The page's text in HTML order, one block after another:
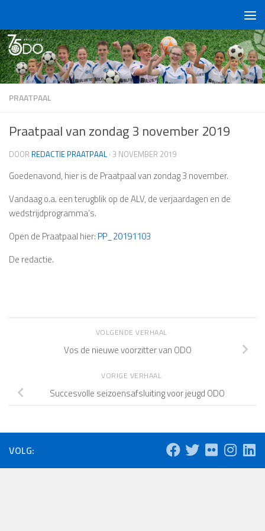
PRAATPAAL
Praatpaal van zondag 3 november 2019
DOOR REDACTIE PRAATPAAL · 3 NOVEMBER 2019
Goedenavond, hier is de Praatpaal van zondag 3 november.
Vandaag o.a. een terugblik op de ALV, de verjaardagen en de
wedstrijdprogramma’s.
Open de Praatpaal hier: PP_20191103
De redactie.
VOLGENDE VERHAAL
Vos de nieuwe voorzitter van ODO
VORIGE VERHAAL
Succesvolle seizoensafsluiting voor jeugd ODO
VOLG: